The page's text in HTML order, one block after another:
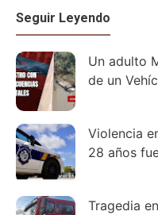
Seguir Leyendo
Un adulto
de un
Violencia
28 años
Tragedia